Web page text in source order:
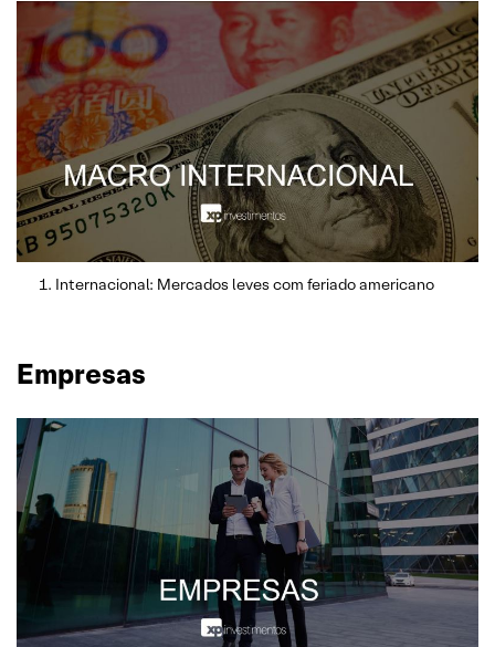
Internacional: Mercados leves com feriado americano
Empresas